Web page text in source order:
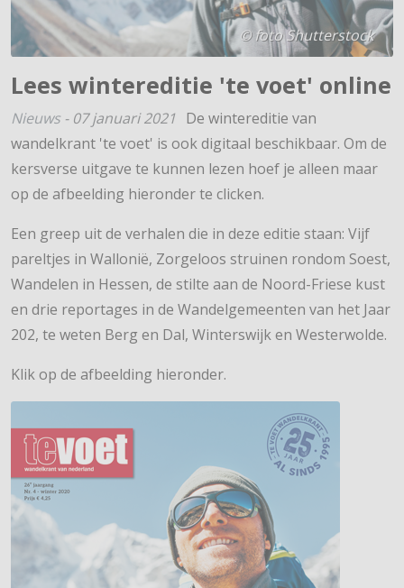
© foto Shutterstock
Lees wintereditie 'te voet' online
Nieuws - 07 januari 2021 De wintereditie van
wandelkrant 'te voet' is ook digitaal beschikbaar. Om de
kersverse uitgave te kunnen lezen hoef je alleen maar
op de afbeelding hieronder te clicken.
Een greep uit de verhalen die in deze editie staan: Vijf
pareltjes in Wallonië, Zorgeloos struinen rondom Soest,
Wandelen in Hessen, de stilte aan de Noord-Friese kust
en drie reportages in de Wandelgemeenten van het Jaar
202, te weten Berg en Dal, Winterswijk en Westerwolde.
Klik op de afbeelding hieronder.